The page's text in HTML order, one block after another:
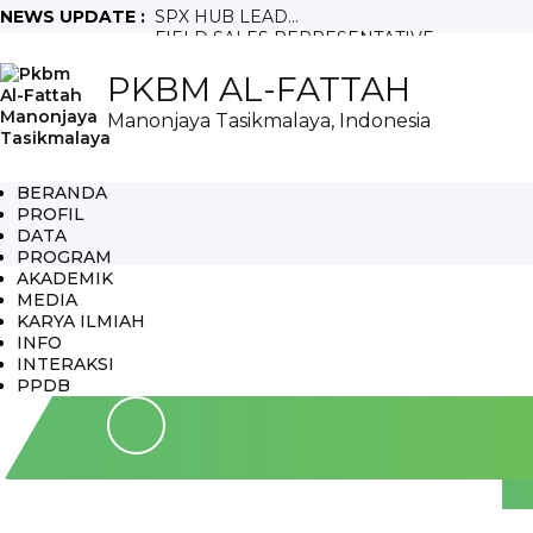
NEWS UPDATE : SPX HUB LEAD...
FIELD SALES REPRESENTATIVE...
Sales Motoris...
Teknisi...
Full Time WFO...
PKBM AL-FATTAH
Manonjaya Tasikmalaya, Indonesia
BERANDA
PROFIL
DATA
PROGRAM
AKADEMIK
MEDIA
KARYA ILMIAH
INFO
INTERAKSI
PPDB